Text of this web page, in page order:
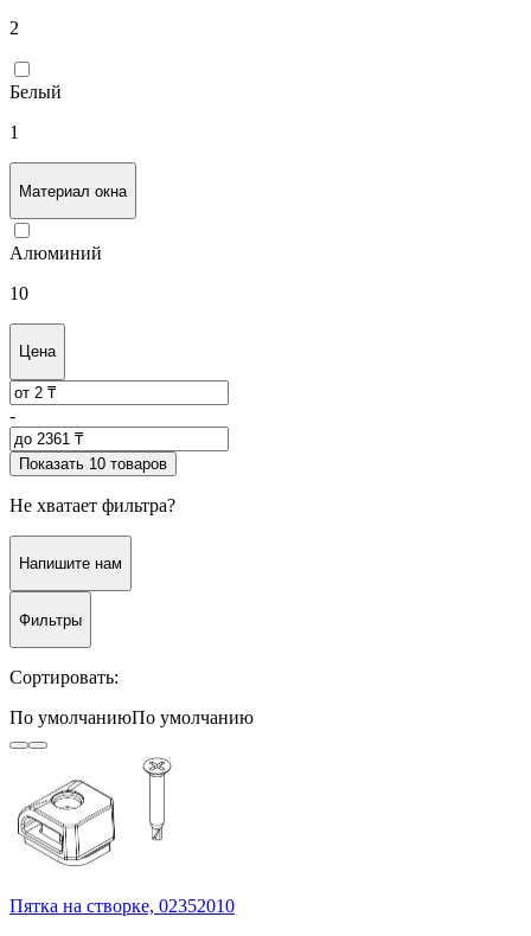
2
Белый
1
Материал окна
Алюминий
10
Цена
-
Показать 10 товаров
Не хватает фильтра?
Напишите нам
Фильтры
Сортировать:
По умолчаниюПо умолчанию
Пятка на створке, 02352010